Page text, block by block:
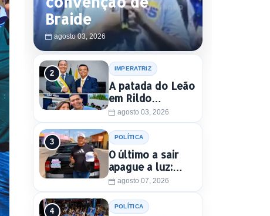
Braide
agosto 03, 2026
IMPERATRIZ
A patada do Leão
em Rildo
Amaral...
agosto 03, 2026
POLÍTICA
O último a sair
apague a luz:
Henrique Jr.
perde mais um
aliado em Timon
agosto 07, 2026
POLÍTICA